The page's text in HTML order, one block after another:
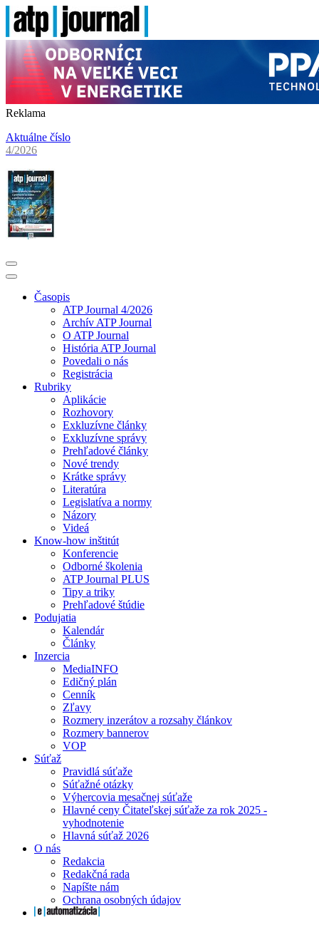
Reklama
Aktuálne číslo
4/2026
Časopis
ATP Journal 4/2026
Archív ATP Journal
O ATP Journal
História ATP Journal
Povedali o nás
Registrácia
Rubriky
Aplikácie
Rozhovory
Exkluzívne články
Exkluzívne správy
Prehľadové články
Nové trendy
Krátke správy
Literatúra
Legislatíva a normy
Názory
Videá
Know-how inštitút
Konferencie
Odborné školenia
ATP Journal PLUS
Tipy a triky
Prehľadové štúdie
Podujatia
Kalendár
Články
Inzercia
MediaINFO
Edičný plán
Cenník
Zľavy
Rozmery inzerátov a rozsahy článkov
Rozmery bannerov
VOP
Súťaž
Pravidlá súťaže
Súťažné otázky
Výhercovia mesačnej súťaže
Hlavné ceny Čitateľskej súťaže za rok 2025 -
vyhodnotenie
Hlavná súťaž 2026
O nás
Redakcia
Redakčná rada
Napíšte nám
Ochrana osobných údajov